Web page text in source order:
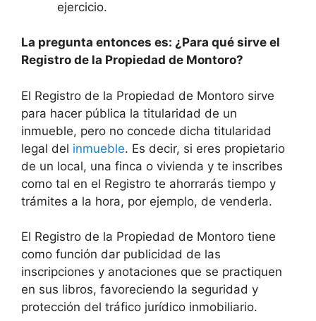
ejercicio.
La pregunta entonces es: ¿Para qué sirve el
Registro de la Propiedad de Montoro?
El Registro de la Propiedad de Montoro sirve
para hacer pública la titularidad de un
inmueble, pero no concede dicha titularidad
legal del inmueble. Es decir, si eres propietario
de un local, una finca o vivienda y te inscribes
como tal en el Registro te ahorrarás tiempo y
trámites a la hora, por ejemplo, de venderla.
El Registro de la Propiedad de Montoro tiene
como función dar publicidad de las
inscripciones y anotaciones que se practiquen
en sus libros, favoreciendo la seguridad y
protección del tráfico jurídico inmobiliario.